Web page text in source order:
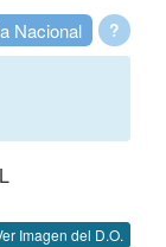
?
Nacional
Imagen del D.O.